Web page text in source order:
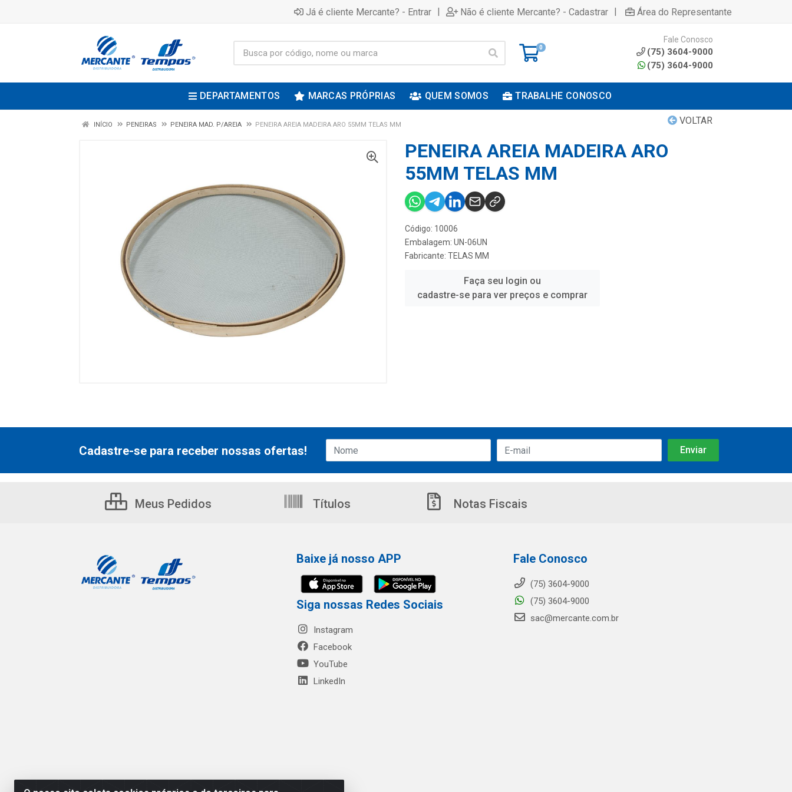
Já é cliente Mercante? - Entrar | Não é cliente Mercante? - Cadastrar | Área do Representante
0
Fale Conosco
(75) 3604-9000
(75) 3604-9000
DEPARTAMENTOS MARCAS PRÓPRIAS QUEM SOMOS TRABALHE CONOSCO
VOLTAR
INÍCIO PENEIRAS PENEIRA MAD. P/AREIA PENEIRA AREIA MADEIRA ARO 55MM TELAS MM
PENEIRA AREIA MADEIRA ARO
55MM TELAS MM
Código: 10006
Embalagem: UN-06UN
Fabricante: TELAS MM
Faça seu login ou
cadastre-se para ver preços e comprar
Cadastre-se para receber nossas ofertas!
Meus Pedidos Títulos Notas Fiscais
Baixe já nosso APP
Siga nossas Redes Sociais
Instagram
Facebook
YouTube
LinkedIn
Fale Conosco
(75) 3604-9000
(75) 3604-9000
sac@mercante.com.br